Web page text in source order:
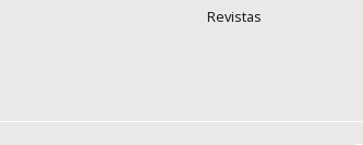
Revistas